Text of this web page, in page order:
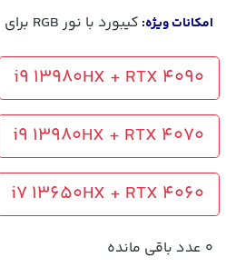
امکانات ویژه: کیبورد با نور RGB برای هر کلید
i9 13980HX + RTX 4090
i9 13980HX + RTX 4070
i7 13650HX + RTX 4060
0 عدد باقی مانده